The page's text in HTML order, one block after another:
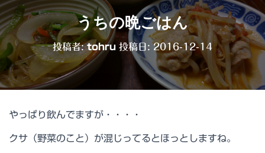
ー
シ
ョ
ン
を
切
替
うちの晩ごはん
投稿者:tohru 投稿日:2016-12-14
やっぱり飲んでますが・・・・
クサ（野菜のこと）が混じってるとほっとしますね。